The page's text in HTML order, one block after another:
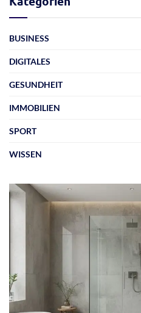
BUSINESS
DIGITALES
GESUNDHEIT
IMMOBILIEN
SPORT
WISSEN